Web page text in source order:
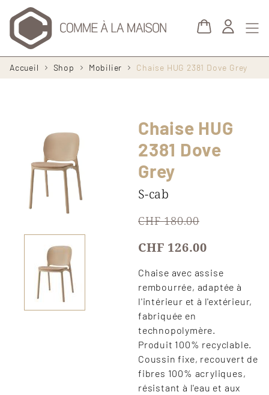
Fil
d'Ariane
Accueil Shop Mobilier Chaise HUG 2381 Dove Grey
Chaise HUG
2381 Dove
Grey
S-cab
CHF 180.00
CHF 126.00
Chaise avec assise
rembourrée, adaptée à
l'intérieur et à l'extérieur,
fabriquée en
technopolymère.
Produit 100% recyclable.
Coussin fixe, recouvert de
fibres 100% acryliques,
résistant à l'eau et aux